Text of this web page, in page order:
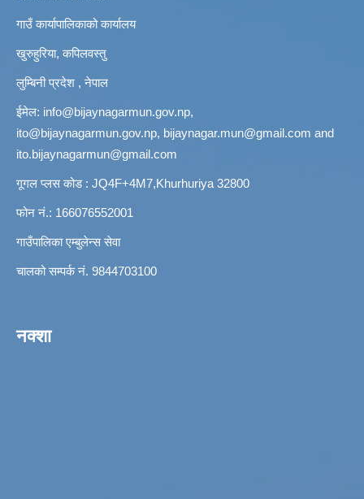
गाउँ कार्यापालिकाको कार्यालय
खुरुहुरिया, कपिलवस्तु
लुम्बिनी प्रदेश , नेपाल
ईमेल: info@bijaynagarmun.gov.np,
ito@bijaynagarmun.gov.np, bijaynagar.mun@gmail.com and
ito.bijaynagarmun@gmail.com
गूगल प्लस कोड : JQ4F+4M7,Khurhuriya 32800
फोन नं.: 166076552001
गाउँपालिका एम्बुलेन्स सेवा
चालको सम्पर्क नं. 9844703100
नक्शा